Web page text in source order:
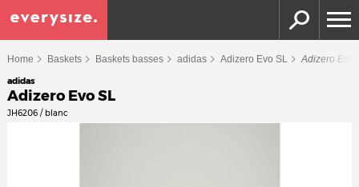
Home Baskets Baskets basses adidas Adizero Evo SL Adizero Evo
adidas
Adizero Evo SL
JH6206 / blanc